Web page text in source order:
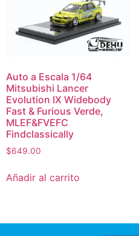
Auto a Escala 1/64
Mitsubishi Lancer
Evolution IX Widebody
Fast & Furious Verde,
MLEF&FVEFC
Findclassically
$649.00
Añadir al carrito